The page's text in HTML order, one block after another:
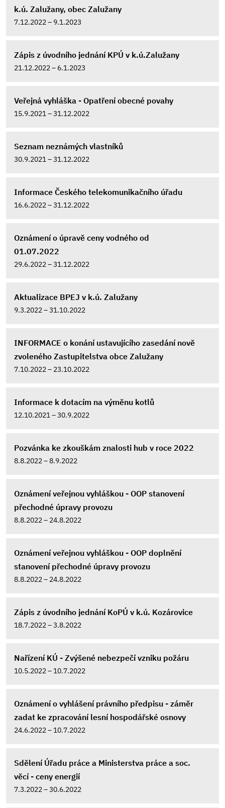
k.ú. Zalužany, obec Zalužany
7.12.2022 – 9.1.2023
Zápis z úvodního jednání KPÚ v k.ú.Zalužany
21.12.2022 – 6.1.2023
Veřejná vyhláška - Opatření obecné povahy
15.9.2021 – 31.12.2022
Seznam neznámých vlastníků
30.9.2021 – 31.12.2022
Informace Českého telekomunikačního úřadu
16.6.2022 – 31.12.2022
Oznámení o úpravě ceny vodného od
01.07.2022
29.6.2022 – 31.12.2022
Aktualizace BPEJ v k.ú. Zalužany
9.3.2022 – 31.10.2022
INFORMACE o konání ustavujícího zasedání nově
zvoleného Zastupitelstva obce Zalužany
7.10.2022 – 23.10.2022
Informace k dotacím na výměnu kotlů
12.10.2021 – 30.9.2022
Pozvánka ke zkouškám znalosti hub v roce 2022
8.8.2022 – 8.9.2022
Oznámení veřejnou vyhláškou - OOP stanovení
přechodné úpravy provozu
8.8.2022 – 24.8.2022
Oznámení veřejnou vyhláškou - OOP doplnění
stanovení přechodné úpravy provozu
8.8.2022 – 24.8.2022
Zápis z úvodního jednání KoPÚ v k.ú. Kozárovice
18.7.2022 – 3.8.2022
Nařízení KÚ - Zvýšené nebezpečí vzniku požáru
10.5.2022 – 10.7.2022
Oznámení o vyhlášení právního předpisu - záměr
zadat ke zpracování lesní hospodářské osnovy
24.6.2022 – 10.7.2022
Sdělení Úřadu práce a Ministerstva práce a soc.
věcí - ceny energií
7.3.2022 – 30.6.2022